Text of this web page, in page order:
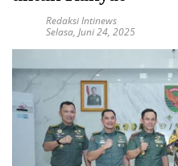
Redaksi Intinews
Selasa, Juni 24, 2025